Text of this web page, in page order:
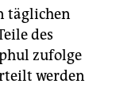
täglichen
des
zufolge
werden